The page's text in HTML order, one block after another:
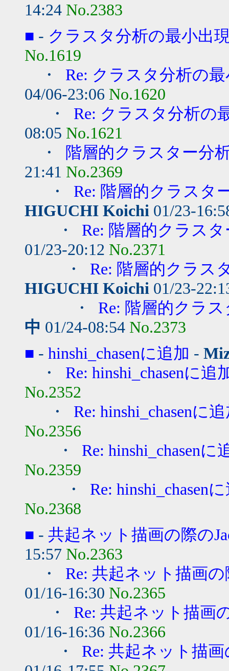
14:24 No.2383
■ - クラスタ分析の最小出
No.1619
・ Re: クラスタ分析の
04/06-23:06 No.1620
・ Re: クラスタ分析の
08:05 No.1621
・ 階層的クラスター分
21:41 No.2369
・ Re: 階層的クラスタ
HIGUCHI Koichi 01/23-
・ Re: 階層的クラス
01/23-20:12 No.2371
・ Re: 階層的クラス
HIGUCHI Koichi 01/23-
・ Re: 階層的クラ
中 01/24-08:54 No.2373
■ - hinshi_chasenに追加 -
・ Re: hinshi_chasenに追
No.2352
・ Re: hinshi_chasenに
No.2356
・ Re: hinshi_chasenに
No.2359
・ Re: hinshi_chasen
No.2368
■ - 共起ネット描画の際の
15:57 No.2363
・ Re: 共起ネット描画の
01/16-16:30 No.2365
・ Re: 共起ネット描画
01/16-16:36 No.2366
・ Re: 共起ネット描画